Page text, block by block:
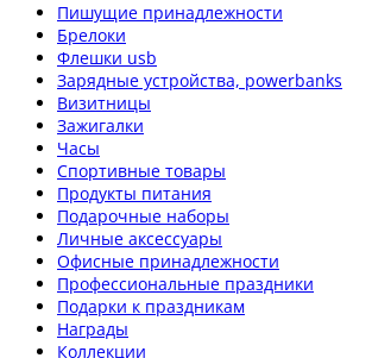
Пишущие принадлежности
Брелоки
Флешки usb
Зарядные устройства, powerbanks
Визитницы
Зажигалки
Часы
Спортивные товары
Продукты питания
Подарочные наборы
Личные аксессуары
Офисные принадлежности
Профессиональные праздники
Подарки к праздникам
Награды
Коллекции